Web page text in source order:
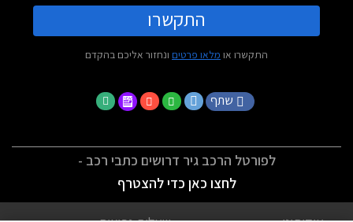
התקשרו
התקשרו או מלאו פרטים ונחזור אליכם בהקדם
שתף
לפורטל הרכב גיר דרושים כתבי רכב -
לחצו כאן כדי להצטרף